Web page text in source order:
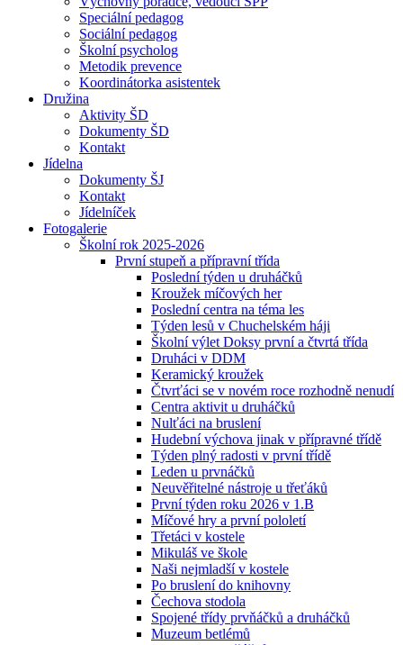
Speciální pedagog
Sociální pedagog
Školní psycholog
Metodik prevence
Koordinátorka asistentek
Družina
Aktivity ŠD
Dokumenty ŠD
Kontakt
Jídelna
Dokumenty ŠJ
Kontakt
Jídelníček
Fotogalerie
Školní rok 2025-2026
První stupeň a přípravní třída
Poslední týden u druháčků
Kroužek míčových her
Poslední centra na téma les
Týden lesů v Chuchelském háji
Školní výlet Doksy první a čtvrtá třída
Druháci v DDM
Keramický kroužek
Čtvrťáci se v novém roce rozhodně nenudí
Centra aktivit u druháčků
Nulťáci na bruslení
Hudební výchova jinak v přípravné třídě
Týden plný radosti v první třídě
Leden u prvnáčků
Neuvěřitelné nástroje u třeťáků
První týden roku 2026 v 1.B
Míčové hry a první pololetí
Třetáci v kostele
Mikuláš ve škole
Naši nejmladší v kostele
Po bruslení do knihovny
Čechova stodola
Spojené třídy prvňáčků a druháčků
Muzeum betlémů